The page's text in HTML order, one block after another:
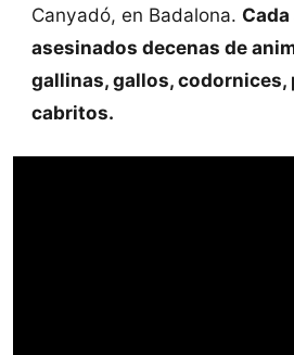
Canyadó, en Badalona.
asesinados decenas de
gallinas, gallos, codornices,
cabritos.